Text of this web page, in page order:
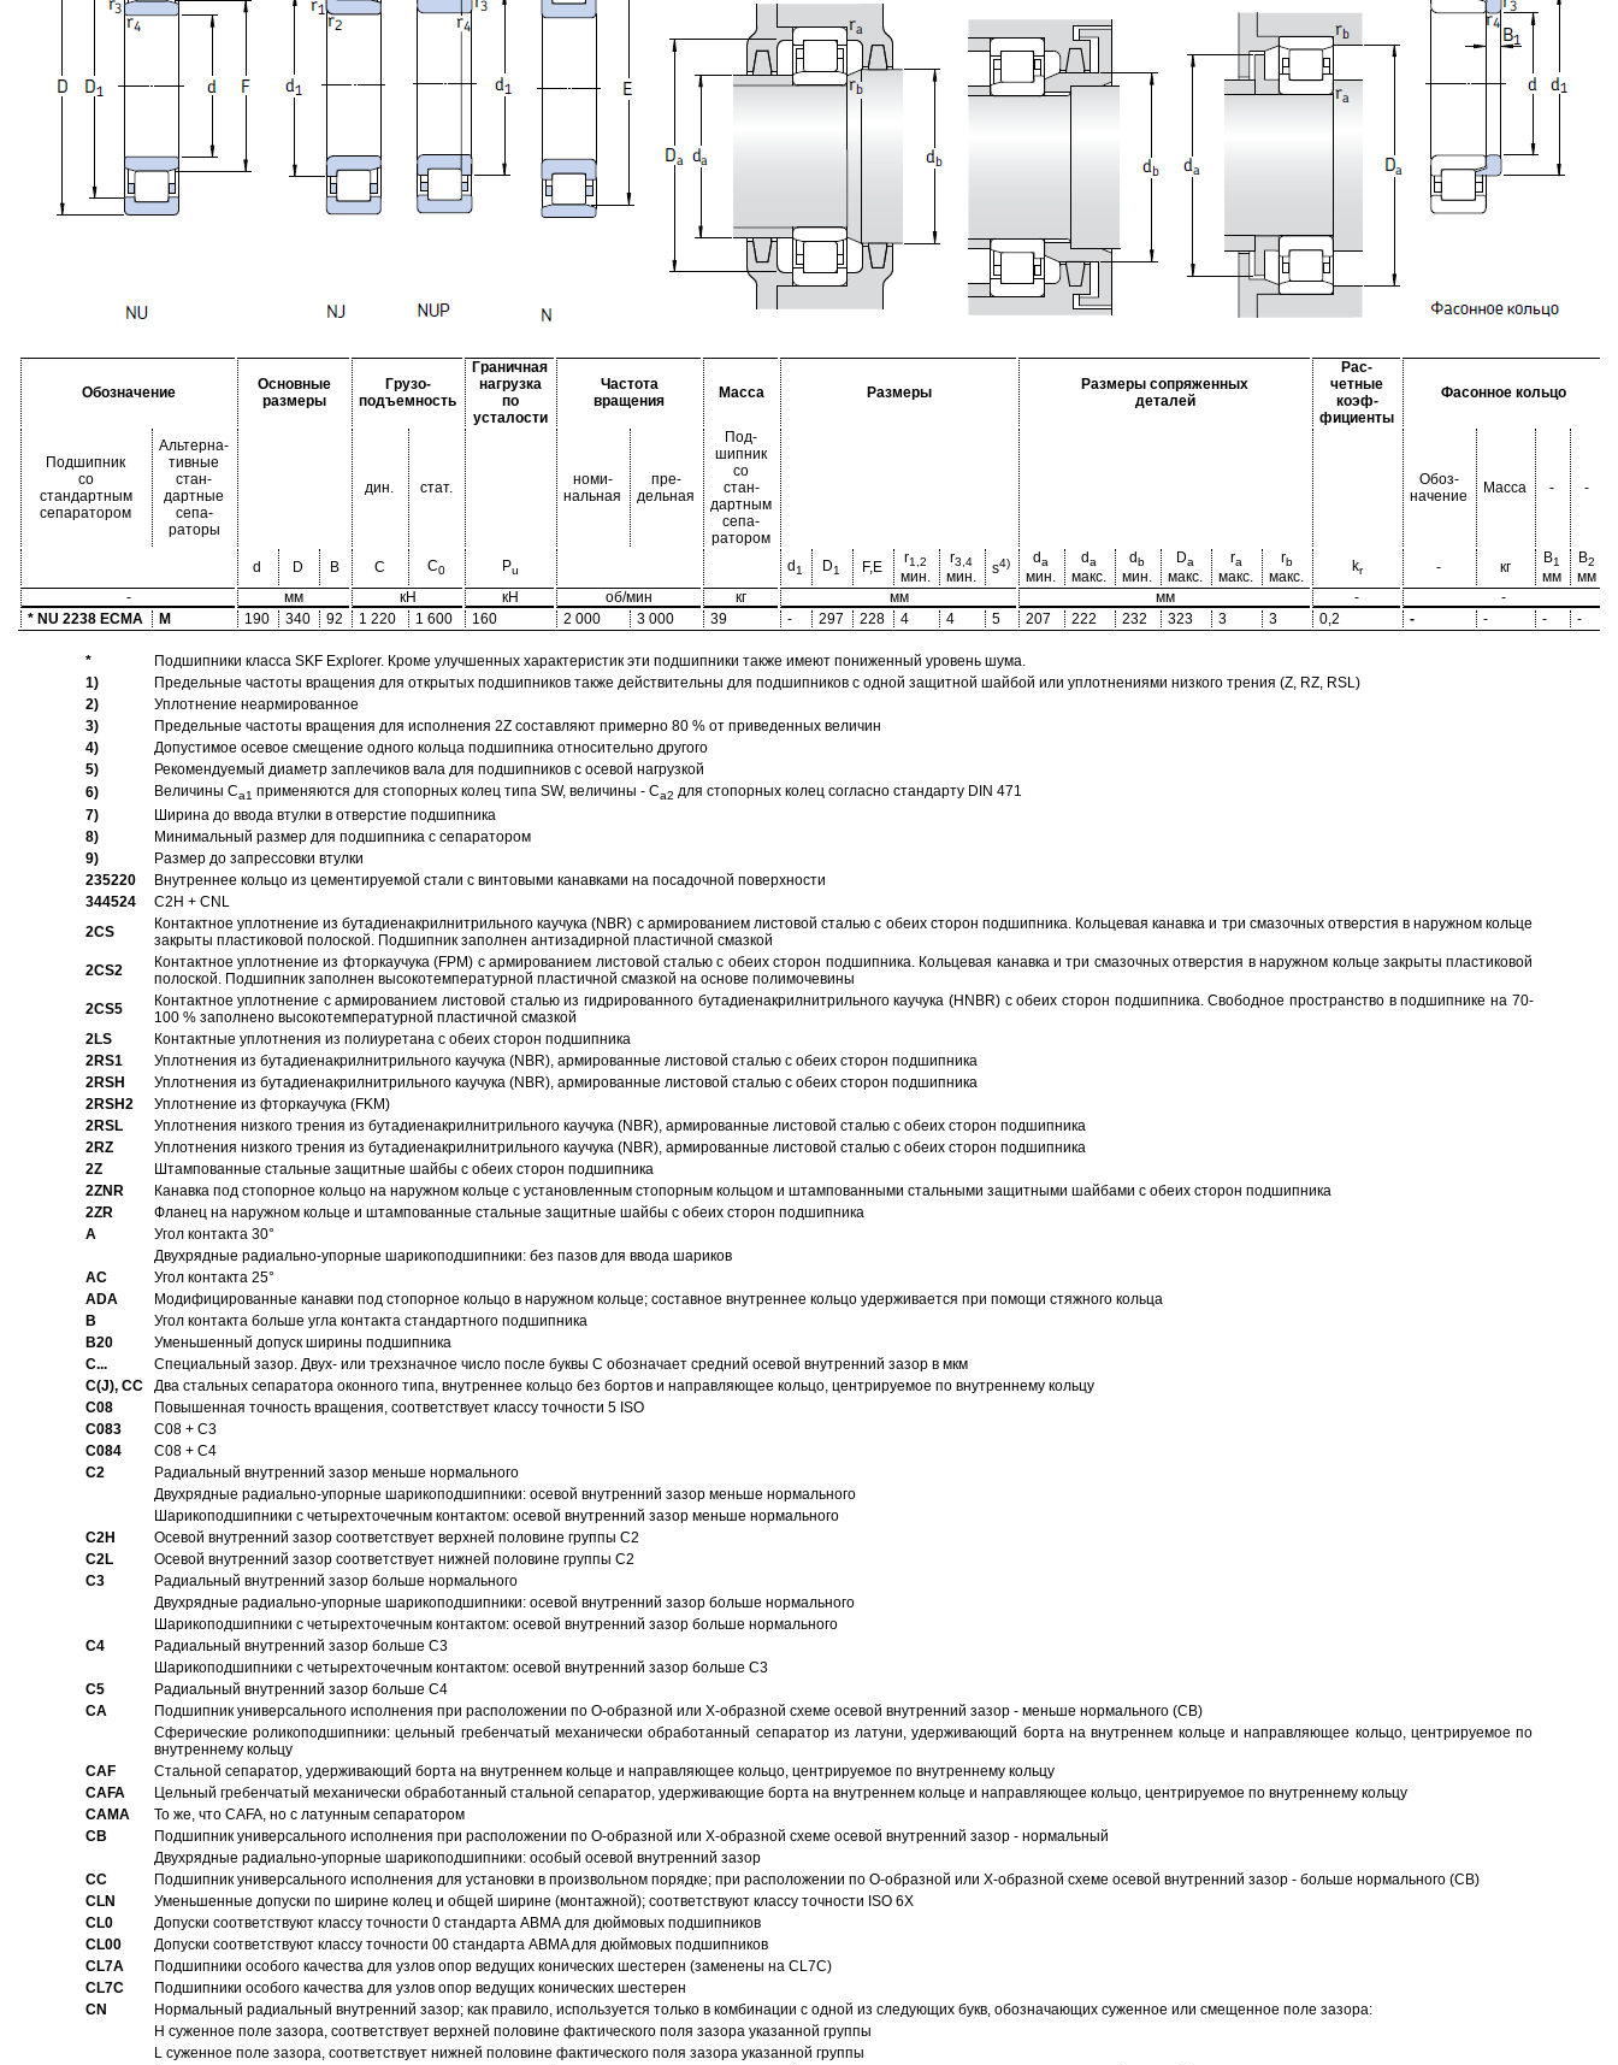
Обозначение
Основные
размеры
Грузо-
подъемность
Граничная
нагрузка
по
усталости
Частота
вращения
Масса Размеры
Размеры сопряженных
деталей
Рас-
четные
коэф-
фициенты
Фасонное кольцо
Подшипник
со
стандартным
сепаратором
Альтерна-
тивные
стан-
дартные
сепа-
раторы
дин. стат.
номи-
нальная
пре-
дельная
Под-
шипник
со
стан-
дартным
сепа-
ратором
Обоз-
начение
Масса - -
d D B C C0 Pu d1 D1 F,E
r1,2
мин.
r3,4
мин.
s4) da
мин.
da
макс.
d b
мин.
Da
макс.
ra
макс.
rb
макс.
kr - кг
B1
мм
B2
мм
-
мм кН кН об/мин кг мм мм -
-
* NU 2238 ECMA
M 190 340 92 1 220 1 600 160 2 000 3 000 39 - 297 228 4 4 5 207 222 232 323 3 3 0,2 - - - -
*
Подшипники класса SKF Explorer. Кроме улучшенных характеристик эти подшипники также имеют пониженный уровень шума.
1)
Предельные частоты вращения для открытых подшипников также действительны для подшипников с одной защитной шайбой или уплотнениями низкого трения (Z, RZ, RSL)
2)
Уплотнение неармированное
3)
Предельные частоты вращения для исполнения 2Z составляют примерно 80 % от приведенных величин
4)
Допустимое осевое смещение одного кольца подшипника относительно другого
5)
Рекомендуемый диаметр заплечиков вала для подшипников с осевой нагрузкой
6)
Величины Ca1 применяются для стопорных колец типа SW, величины - Ca2 для стопорных колец согласно стандарту DIN 471
7)
Ширина до ввода втулки в отверстие подшипника
8)
Минимальный размер для подшипника с сепаратором
9)
Размер до запрессовки втулки
235220
Внутреннее кольцо из цементируемой стали с винтовыми канавками на посадочной поверхности
344524
C2H + CNL
2CS
Контактное уплотнение из бутадиенакрилнитрильного каучука (NBR) с армированием листовой сталью с обеих сторон подшипника. Кольцевая канавка и три смазочных отверстия в наружном кольце
закрыты пластиковой полоской. Подшипник заполнен антизадирной пластичной смазкой
2CS2
Контактное уплотнение из фторкаучука (FPM) с армированием листовой сталью с обеих сторон подшипника. Кольцевая канавка и три смазочных отверстия в наружном кольце закрыты пластиковой
полоской. Подшипник заполнен высокотемпературной пластичной смазкой на основе полимочевины
2CS5
Контактное уплотнение с армированием листовой сталью из гидрированного бутадиенакрилнитрильного каучука (HNBR) с обеих сторон подшипника. Свободное пространство в подшипнике на 70-
100 % заполнено высокотемпературной пластичной смазкой
2LS
Контактные уплотнения из полиуретана с обеих сторон подшипника
2RS1
Уплотнения из бутадиенакрилнитрильного каучука (NBR), армированные листовой сталью с обеих сторон подшипника
2RSH
Уплотнения из бутадиенакрилнитрильного каучука (NBR), армированные листовой сталью с обеих сторон подшипника
2RSH2
Уплотнение из фторкаучука (FKM)
2RSL
Уплотнения низкого трения из бутадиенакрилнитрильного каучука (NBR), армированные листовой сталью с обеих сторон подшипника
2RZ
Уплотнения низкого трения из бутадиенакрилнитрильного каучука (NBR), армированные листовой сталью с обеих сторон подшипника
2Z
Штампованные стальные защитные шайбы с обеих сторон подшипника
2ZNR
Канавка под стопорное кольцо на наружном кольце с установленным стопорным кольцом и штампованными стальными защитными шайбами с обеих сторон подшипника
2ZR
Фланец на наружном кольце и штампованные стальные защитные шайбы с обеих сторон подшипника
A
Угол контакта 30°
Двухрядные радиально-упорные шарикоподшипники: без пазов для ввода шариков
AC
Угол контакта 25°
ADA
Модифицированные канавки под стопорное кольцо в наружном кольце; составное внутреннее кольцо удерживается при помощи стяжного кольца
B
Угол контакта больше угла контакта стандартного подшипника
B20
Уменьшенный допуск ширины подшипника
C...
Специальный зазор. Двух- или трехзначное число после буквы С обозначает средний осевой внутренний зазор в мкм
C(J), CC
Два стальных сепаратора оконного типа, внутреннее кольцо без бортов и направляющее кольцо, центрируемое по внутреннему кольцу
C08
Повышенная точность вращения, соответствует классу точности 5 ISO
C083
C08 + C3
C084
C08 + C4
C2
Pадиальный внутренний зазор меньше нормального
Двухрядные радиально-упорные шарикоподшипники: осевой внутренний зазор меньше нормального
Шарикоподшипники с четырехточечным контактом: осевой внутренний зазор меньше нормального
C2H
Осевой внутренний зазор соответствует верхней половине группы C2
C2L
Осевой внутренний зазор соответствует нижней половине группы C2
C3
Pадиальный внутренний зазор больше нормального
Двухрядные радиально-упорные шарикоподшипники: осевой внутренний зазор больше нормального
Шарикоподшипники с четырехточечным контактом: осевой внутренний зазор больше нормального
C4
Pадиальный внутренний зазор больше C3
Шарикоподшипники с четырехточечным контактом: осевой внутренний зазор больше C3
C5
Pадиальный внутренний зазор больше C4
CA
Подшипник универсального исполнения при расположении по О-образной или Х-образной схеме осевой внутренний зазор - меньше нормального (CB)
Сферические роликоподшипники: цельный гребенчатый механически обработанный сепаратор из латуни, удерживающий борта на внутреннем кольце и направляющее кольцо, центрируемое по
внутреннему кольцу
CAF
Стальной сепаратор, удерживающий борта на внутреннем кольце и направляющее кольцо, центрируемое по внутреннему кольцу
CAFA
Цельный гребенчатый механически обработанный стальной сепаратор, удерживающие борта на внутреннем кольце и направляющее кольцо, центрируемое по внутреннему кольцу
CAMA
То же, что CAFA, но с латунным сепаратором
CB
Подшипник универсального исполнения при расположении по О-образной или Х-образной схеме осевой внутренний зазор - нормальный
Двухрядные радиально-упорные шарикоподшипники: особый осевой внутренний зазор
CC
Подшипник универсального исполнения для установки в произвольном порядке; при расположении по О-образной или Х-образной схеме осевой внутренний зазор - больше нормального (CB)
CLN
Уменьшенные допуски по ширине колец и общей ширине (монтажной); соответствуют классу точности ISO 6X
CL0
Допуски соответствуют классу точности 0 стандарта АВМА для дюймовых подшипников
CL00
Допуски соответствуют классу точности 00 стандарта ABMA для дюймовых подшипников
CL7A
Подшипники особого качества для узлов опор ведущих конических шестерен (заменены на CL7C)
CL7C
Подшипники особого качества для узлов опор ведущих конических шестерен
CN
Hормальный радиальный внутренний зазор; как правило, используется только в комбинации с одной из следующих букв, обозначающих суженное или смещенное поле зазора:
H суженное поле зазора, соответствует верхней половине фактического поля зазора указанной группы
L суженное поле зазора, соответствует нижней половине фактического поля зазора указанной группы